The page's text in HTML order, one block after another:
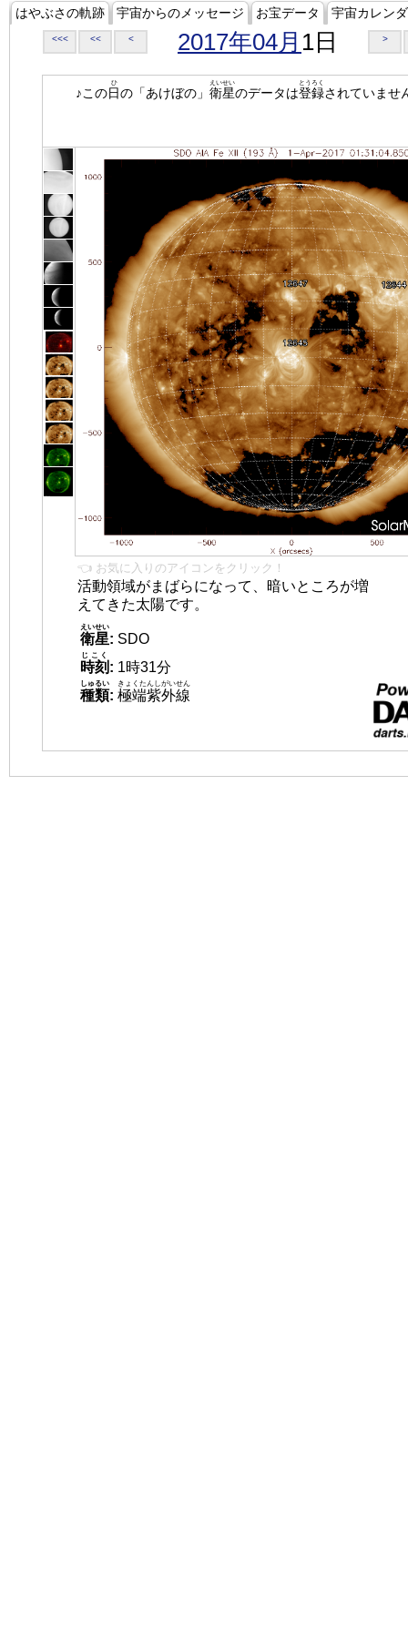
はやぶさの軌跡 宇宙からのメッセージ お宝データ 宇宙カレン
<<< << < 2017年04月 1日 >
♪この日
ひ
の「あけぼの」 衛星
えいせい
のデータは登録
とうろく
されていませ
👈 お気に入りのアイコンをクリック！
活動領域がまばらになって、暗いところが増
えてきた太陽です。
衛星
えいせい
: SDO
時刻
じこく
: 1時31分
種類
しゅるい
: 極端紫外線
きょくたんしがいせん